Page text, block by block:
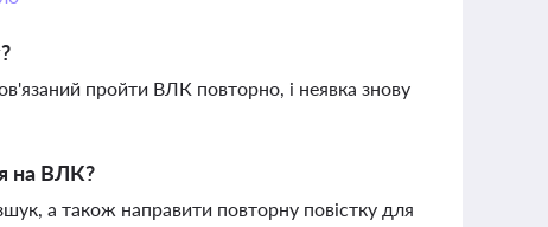
пройти ВЛК повторно, і неявка знову
на ВЛК?
а також направити повторну повістку для